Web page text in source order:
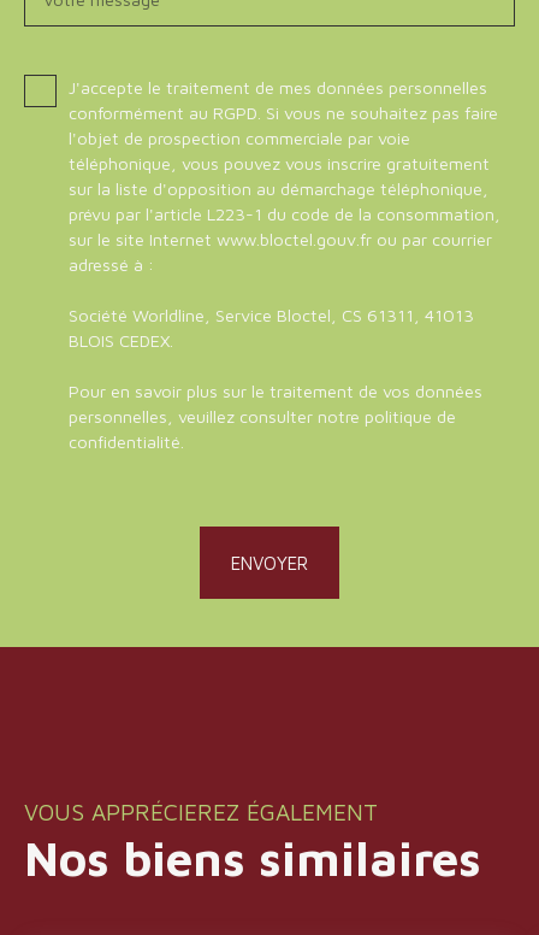
J'accepte le traitement de mes données personnelles
conformément au RGPD. Si vous ne souhaitez pas faire
l'objet de prospection commerciale par voie
téléphonique, vous pouvez vous inscrire gratuitement
sur la liste d'opposition au démarchage téléphonique,
prévu par l'article L223-1 du code de la consommation,
sur le site Internet www.bloctel.gouv.fr ou par courrier
adressé à :
Société Worldline, Service Bloctel, CS 61311, 41013
BLOIS CEDEX.
Pour en savoir plus sur le traitement de vos données
personnelles, veuillez consulter notre politique de
confidentialité
ENVOYER
VOUS APPRÉCIEREZ ÉGALEMENT
Nos biens similaires